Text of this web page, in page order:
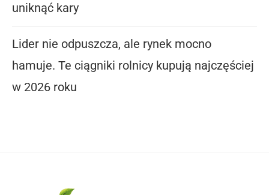
uniknąć kary
Lider nie odpuszcza, ale rynek mocno
hamuje. Te ciągniki rolnicy kupują najczęściej
w 2026 roku